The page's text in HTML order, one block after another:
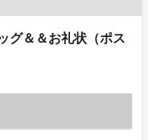
グ＆＆お礼状（ポス